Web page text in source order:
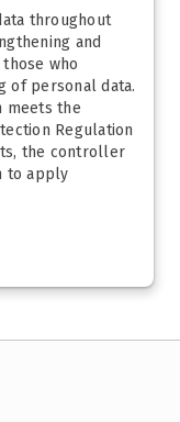
throughout
and
who
of personal data.
meets the
Regulation
the controller
to apply